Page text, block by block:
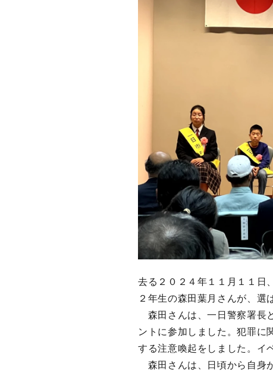
去る２０２４年１１月１１日
２年生の森田葉月さんが、選
森田さんは、一日警察署長
ントに参加しました。犯罪に
する注意喚起をしました。イ
森田さんは、日頃から自身